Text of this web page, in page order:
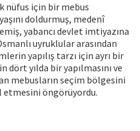
nüfus için bir mebus
doldurmuş, medenî
yabancı devlet imtiyazına
uyruklular arasından
yapılış tarzı için ayrı bir
dört yılda bir yapılmasını ve
mebusların seçim bölgesini
öngörüyordu.